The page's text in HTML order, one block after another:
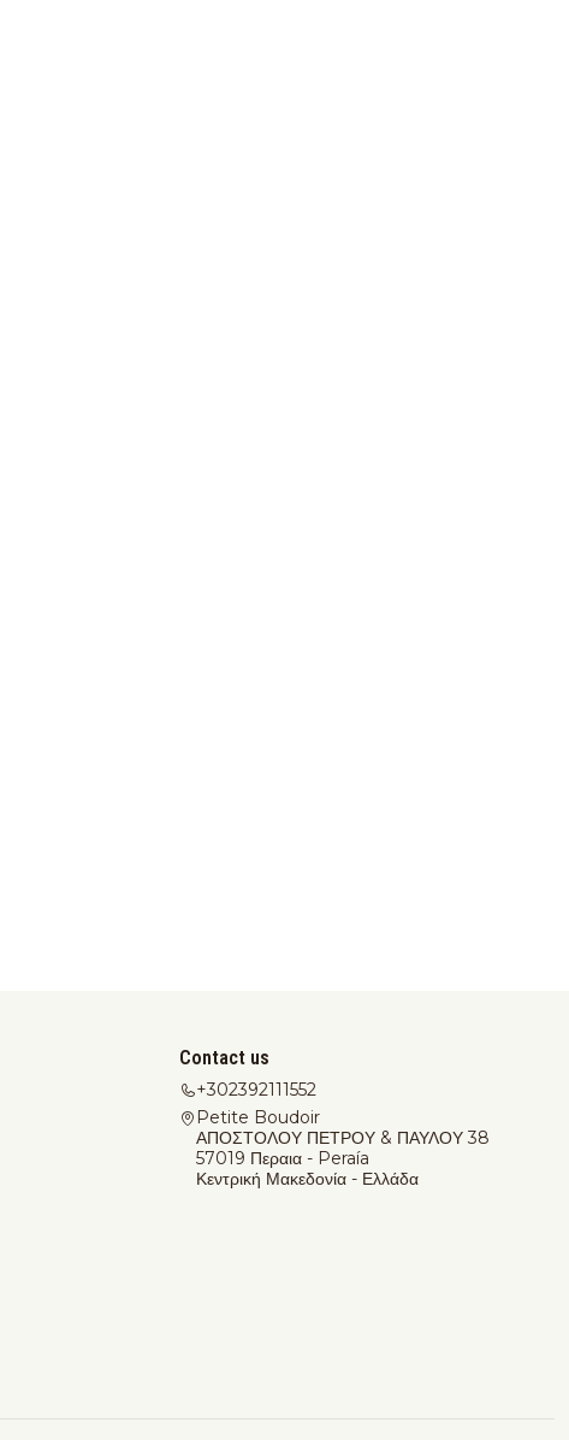
Contact us
+302392111552
Petite Boudoir
ΑΠΟΣΤΟΛΟΥ ΠΕΤΡΟΥ & ΠΑΥΛΟΥ 38
57019 Περαια - Peraía
Κεντρική Μακεδονία - Ελλάδα